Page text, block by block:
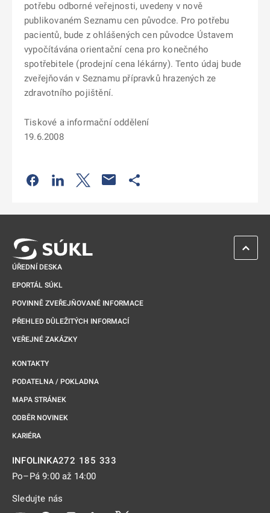
potřebu odborné veřejnosti, uvedeny v nově
publikovaném Seznamu cen původce. Pro potřebu
pacientů, bude z ohlášených cen původce Ústavem
vypočítávána orientační cena pro konečného
spotřebitele (prodejní cena lékárny). Tento údaj bude
zveřejňován v Seznamu přípravků hrazených ze
zdravotního pojištění.
Tiskové a informační oddělení
19.6.2008
Odkaz se otevře na nové kartě
Odkaz se otevře na nové kartě
Odkaz se otevře na nové kartě
ÚŘEDNÍ DESKA
EPORTÁL SÚKL
POVINNĚ ZVEŘEJŇOVANÉ INFORMACE
PŘEHLED DŮLEŽITÝCH INFORMACÍ
VEŘEJNÉ ZAKÁZKY
KONTAKTY
PODATELNA / POKLADNA
MAPA STRÁNEK
ODBĚR NOVINEK
KARIÉRA
INFOLINKA272 185 333
Po–Pá 9:00 až 14:00
Sledujte nás
ZPĚT